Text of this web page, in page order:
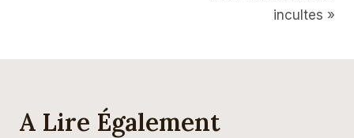
incultes »
A Lire Également